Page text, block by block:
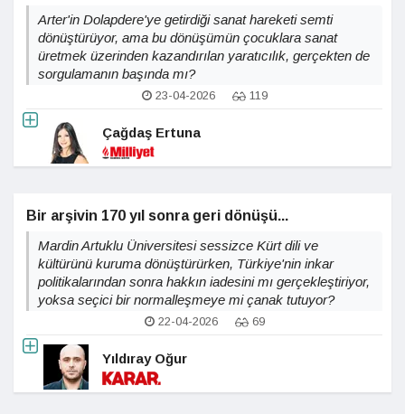
Arter'in Dolapdere'ye getirdiği sanat hareketi semti
dönüştürüyor, ama bu dönüşümün çocuklara sanat
üretmek üzerinden kazandırılan yaratıcılık, gerçekten de
sorgulamanın başında mı?
23-04-2026 119
Çağdaş Ertuna
Bir arşivin 170 yıl sonra geri dönüşü...
Mardin Artuklu Üniversitesi sessizce Kürt dili ve
kültürünü kuruma dönüştürürken, Türkiye'nin inkar
politikalarından sonra hakkın iadesini mı gerçekleştiriyor,
yoksa seçici bir normalleşmeye mi çanak tutuyor?
22-04-2026 69
Yıldıray Oğur